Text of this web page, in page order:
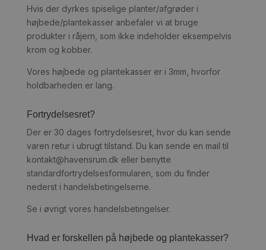
Hvis der dyrkes spiselige planter/afgrøder i
højbede/plantekasser anbefaler vi at bruge
produkter i råjern, som ikke indeholder eksempelvis
krom og kobber.
Vores højbede og plantekasser er i 3mm, hvorfor
holdbarheden er lang.
Fortrydelsesret?
Der er 30 dages fortrydelsesret, hvor du kan sende
varen retur i ubrugt tilstand. Du kan sende en mail til
kontakt@havensrum.dk eller benytte
standardfortrydelsesformularen, som du finder
nederst i handelsbetingelserne.
Se i øvrigt vores handelsbetingelser.
Hvad er forskellen på højbede og plantekasser?